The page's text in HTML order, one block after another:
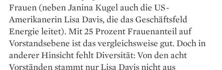
Frauen (neben Janina Kugel auch die US-
Amerikanerin Lisa Davis, die das Geschäftsfeld
Energie leitet). Mit 25 Prozent Frauenanteil auf
Vorstandsebene ist das vergleichsweise gut. Doch in
anderer Hinsicht fehlt Diversität: Von den acht
Vorständen stammt nur Lisa Davis nicht aus